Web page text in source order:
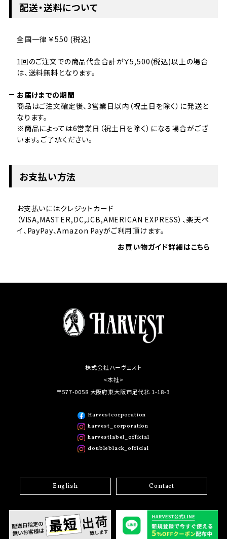
配送・送料について
全国一律 ￥550 (税込)
1回のご注文での商品代金合計が￥5,500(税込)以上の場合
は、送料無料となります。
お届けまでの期間
商品はご注文確定後、3営業日以内（祝土日を除く）に発送と
なります。
※商品によっては6営業日（祝土日を除く）になる場合がござ
います。ご了承ください。
お支払い方法
お支払いにはクレジットカード
（VISA,MASTER,DC,JCB,AMERICAN EXPRESS）、楽天ペ
イ、PayPay、Amazon Payがご利用頂けます。
お買い物ガイド詳細はこちら
株式会社ハーヴェスト
<本社>
〒577-0058 大阪府東大阪市足代北 1-18-3
Harvestcorporation
harvest_corporation
harvestlabel_official
doubleblack_official
English Contact